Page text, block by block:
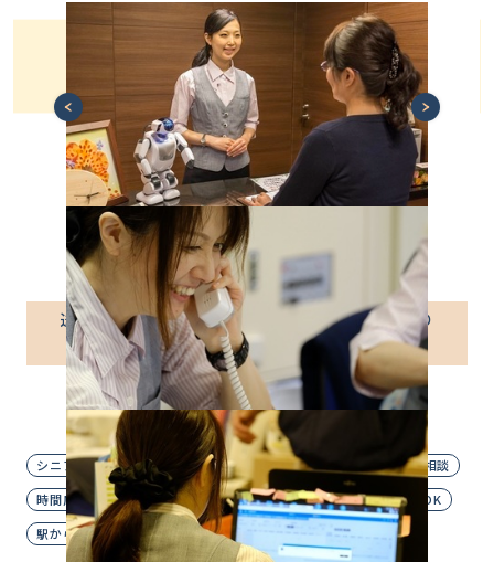
介護付有料老人ホーム パート社員
送迎や清掃のお仕事☆パート社員 ※運転業務あり
※
普通運転免許があればOK！
≪時給1,295円～≫
シニア歓迎 ブランクOK 主婦歓迎 定年なし
日数応相談
時間応相談
未経験OK 経験者優遇
自転車・バイク通勤OK
駅から徒歩圏内